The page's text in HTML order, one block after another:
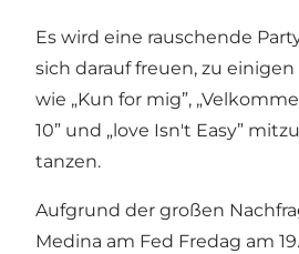
Es wird eine rauschende
sich darauf freuen, zu
wie „Kun for mig”,
10” und „love Isn't Easy”
tanzen.
Aufgrund der großen
Medina am Fed Fredag am